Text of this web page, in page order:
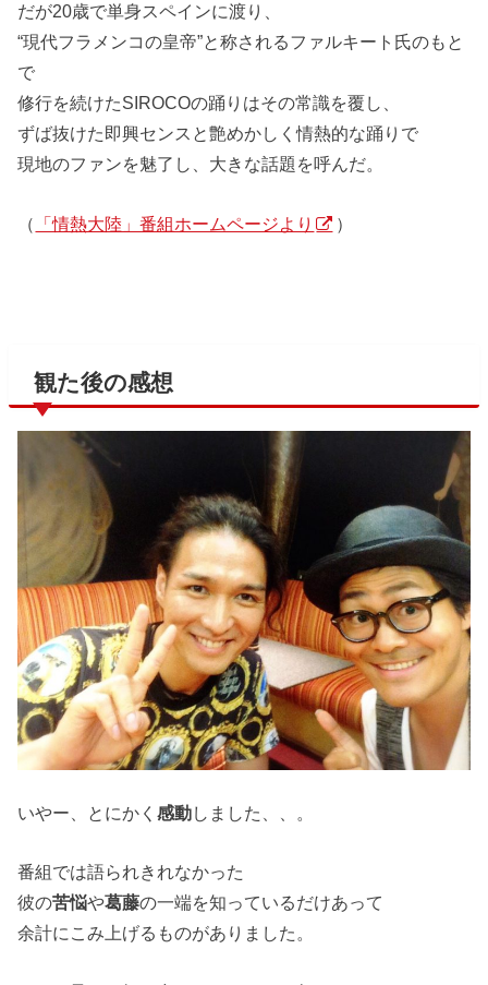
だが20歳で単身スペインに渡り、
“現代フラメンコの皇帝”と称されるファルキート氏のもと
で
修行を続けたSIROCOの踊りはその常識を覆し、
ずば抜けた即興センスと艶めかしく情熱的な踊りで
現地のファンを魅了し、大きな話題を呼んだ。
（ 「情熱大陸」番組ホームページより ）
観た後の感想
いやー、とにかく感動しました、、。
番組では語られきれなかった
彼の苦悩や葛藤の一端を知っているだけあって
余計にこみ上げるものがありました。